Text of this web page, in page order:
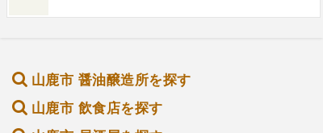
山鹿市 醤油醸造所を探す
山鹿市 飲食店を探す